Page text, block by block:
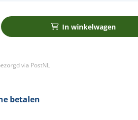
In winkelwagen
via PostNL
betalen